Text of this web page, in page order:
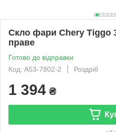
Скло фари Chery Tiggo
праве
Готово до відправки
Код: A53-7802-2
Роздріб
1 394 ₴